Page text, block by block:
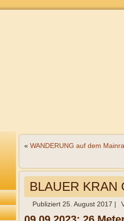
« WANDERUNG auf dem
BLAUER KRAN
Publiziert 25. August 2017 |